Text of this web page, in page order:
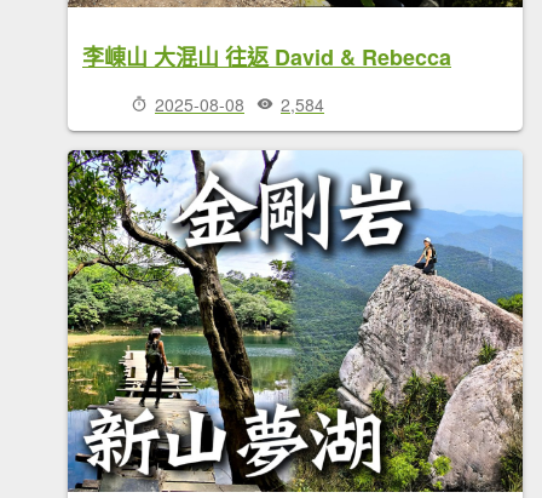
李崠山 大混山 往返 David & Rebecca
2025-08-08 2,584